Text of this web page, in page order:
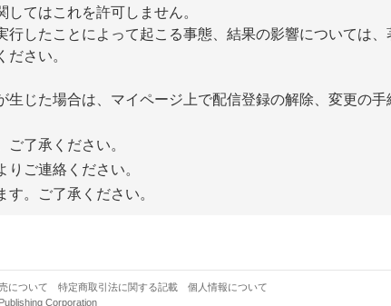
てはこれを許可しません。
したことによって起こる事態、結果の影響については
さい。
じた場合は、マイページ上で配信登録の解除、変更の手
了承ください。
ご連絡ください。
。ご了承ください。
について 特定商取引法に関する記載
個人情報について
Corporation